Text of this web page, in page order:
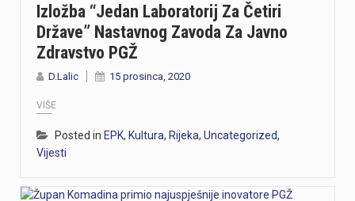
Izložba “Jedan Laboratorij Za Četiri
Države” Nastavnog Zavoda Za Javno
Zdravstvo PGŽ
D.Lalic 15 prosinca, 2020
VIŠE
Posted in EPK, Kultura, Rijeka, Uncategorized,
Vijesti